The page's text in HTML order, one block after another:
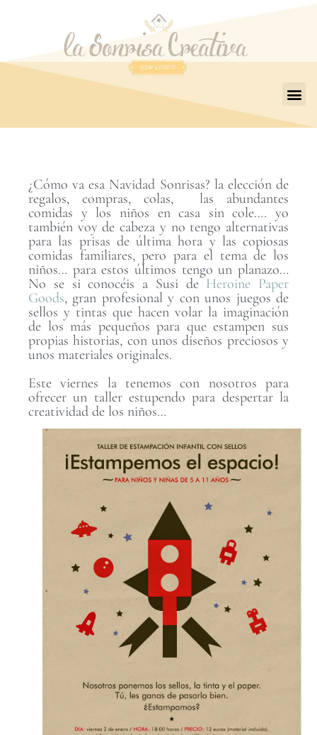
¿Cómo va esa Navidad Sonrisas? la elección de
regalos, compras, colas, las abundantes
comidas y los niños en casa sin cole…. yo
también voy de cabeza y no tengo alternativas
para las prisas de última hora y las copiosas
comidas familiares, pero para el tema de los
niños… para estos últimos tengo un planazo…
No se si conocéis a Susi deHeroine Paper
Goods, gran profesional y con unos juegos de
sellos y tintas que hacen volar la imaginación
de los más pequeños para que estampen sus
propias historias, con unos diseños preciosos y
unos materiales originales.
Este viernes la tenemos con nosotros para
ofrecer un taller estupendo para despertar la
creatividad de los niños…